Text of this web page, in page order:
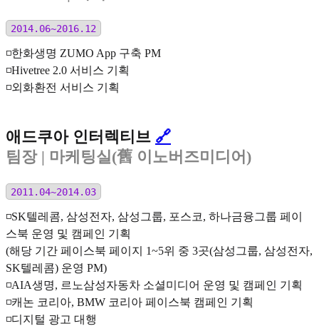
2014.06~2016.12
◽️한화생명 ZUMO App 구축 PM
◽️Hivetree 2.0 서비스 기획
◽️외화환전 서비스 기획
애드쿠아 인터렉티브 🔗
팀장| 마케팅실(舊 이노버즈미디어)
2011.04~2014.03
◽️SK텔레콤, 삼성전자, 삼성그룹, 포스코, 하나금융그룹 페이
스북 운영 및 캠페인 기획
(해당 기간 페이스북 페이지 1~5위 중 3곳(삼성그룹, 삼성전자,
SK텔레콤) 운영 PM)
◽️AIA생명, 르노삼성자동차 소셜미디어 운영 및 캠페인 기획
◽️캐논 코리아, BMW 코리아 페이스북 캠페인 기획
◽️디지털 광고 대행